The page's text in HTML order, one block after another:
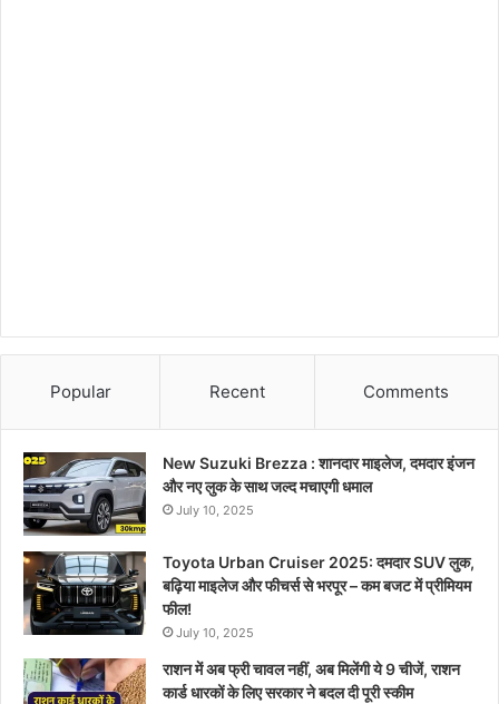
Popular Recent Comments
New Suzuki Brezza : शानदार माइलेज, दमदार इंजन
और नए लुक के साथ जल्द मचाएगी धमाल
July 10, 2025
Toyota Urban Cruiser 2025: दमदार SUV लुक,
बढ़िया माइलेज और फीचर्स से भरपूर – कम बजट में प्रीमियम
फील!
July 10, 2025
राशन में अब फ्री चावल नहीं, अब मिलेंगी ये 9 चीजें, राशन
कार्ड धारकों के लिए सरकार ने बदल दी पूरी स्कीम